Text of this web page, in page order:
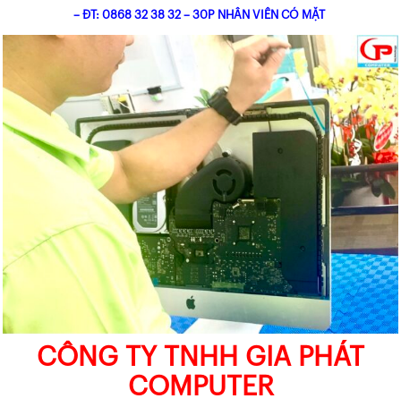
– ĐT: 0868 32 38 32 – 30P NHÂN VIÊN CÓ MẶT
CÔNG TY TNHH GIA PHÁT
COMPUTER